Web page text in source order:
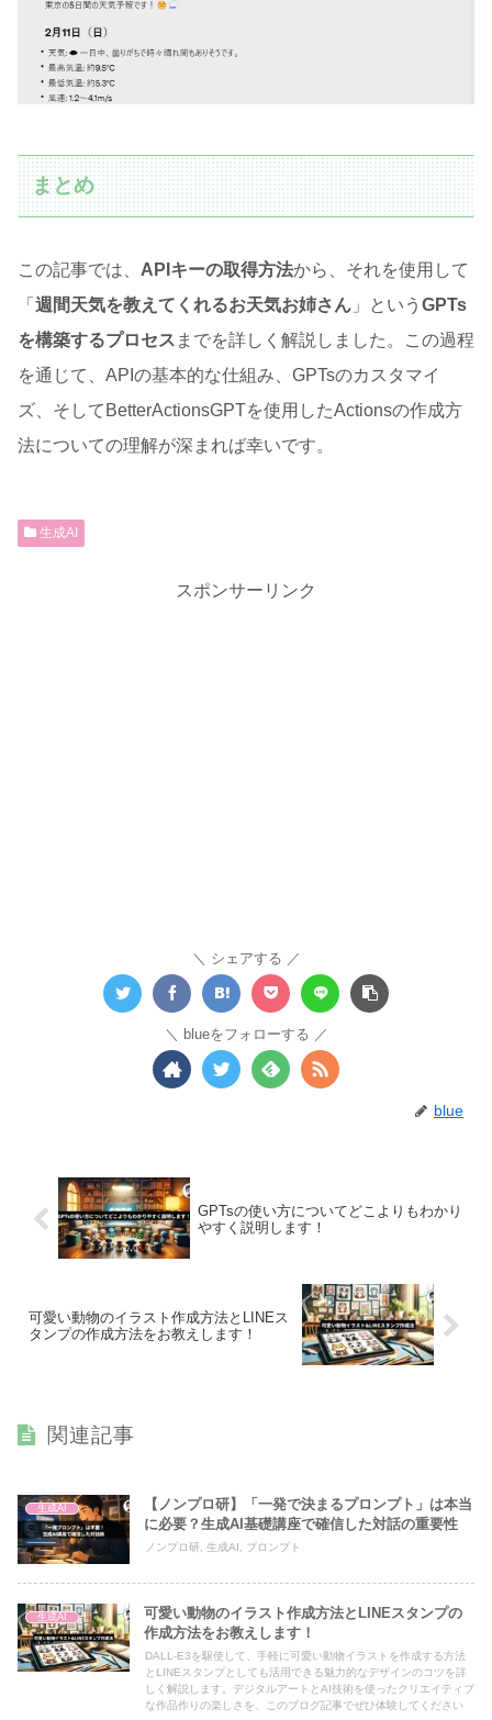
まとめ
この記事では、 APIキーの取得方法から、それを使用して
「 週間天気を教えてくれるお天気お姉さん 」という GPTs
を構築するプロセス までを詳しく解説しました。この過程
を通じて、APIの基本的な仕組み、GPTsのカスタマイ
ズ、そしてBetterActionsGPTを使用したActionsの作成方
法についての理解が深まれば幸いです。
生成AI
スポンサーリンク
シェアする
blueをフォローする
blue
GPTsの使い方についてどこよりもわかり
やすく説明します！
可愛い動物のイラスト作成方法とLINEス
タンプの作成方法をお教えします！
関連記事
生成AI
【ノンプロ研】「一発で決まるプロンプト」は本当
に必要？生成AI基礎講座で確信した対話の重要性
ノンプロ研, 生成AI, プロンプト
生成AI
可愛い動物のイラスト作成方法とLINEスタンプの
作成方法をお教えします！
DALL-E3を駆使して、手軽に可愛い動物イラストを作成する方法
とLINEスタンプとしても活用できる魅力的なデザインのコツを詳
しく解説します。デジタルアートとAI技術を使ったクリエイティブ
な作品作りの楽しさを、このブログ記事でぜひ体験してください